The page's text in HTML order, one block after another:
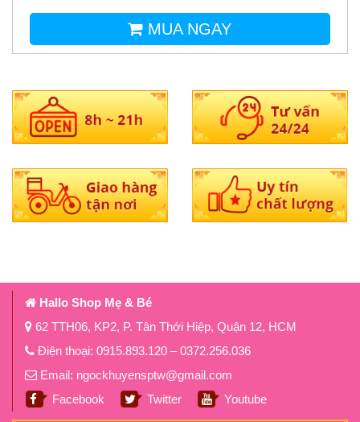
MUA NGAY
Hallo Shop Mẹ & Bé
62 TTH06, KP2, P. Tân Thới Hiệp, Quận 12, HCM
Điện thoại: 0915.893.120 – 0372.256.036
Email: ngockhuyensptw@gmail.com
Facebook
Twitter Youtube